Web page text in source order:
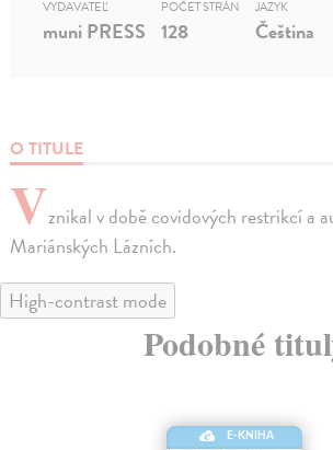
O TITULE
Vznikal v době covidových restrikcí a
Mariánských Lázních.
VYDAVATEĽ
muni PRESS
POČET STRÁN
128
JAZYK
Čeština
High-contrast mode
Podobné
E-KNIHA